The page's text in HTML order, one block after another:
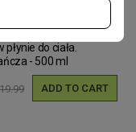
płynie do ciała.
- 500 ml
ADD TO CART